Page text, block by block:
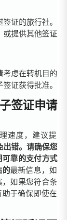
证的旅行社。
或提供其他签证
考虑在转机目的
证获得批准。
签证申请
速度，建议提
出错。请确保您
靠的支付方式
的最新信息，如
如果您符合条
于确保即使在